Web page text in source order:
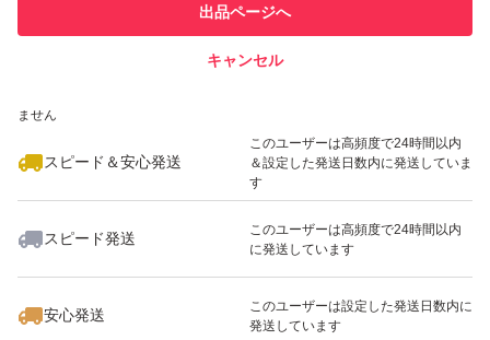
での取引実績があります
ません
スピード＆安心発送
このユーザーは高頻度で24時間以内
＆設定した発送日数内に発送していま
す
スピード発送
このユーザーは高頻度で24時間以内
に発送しています
安心発送
このユーザーは設定した発送日数内に
発送しています
出品ページへ
キャンセル
いいね！
1,040